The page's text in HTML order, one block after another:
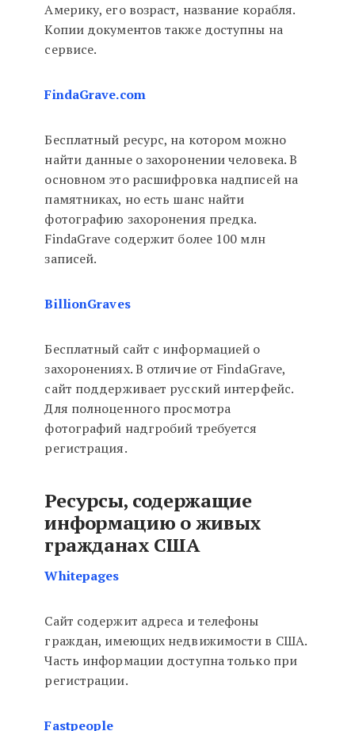
Америку, его возраст, название корабля.
Копии документов также доступны на
сервисе.
FindaGrave.com
Бесплатный ресурс, на котором можно
найти данные о захоронении человека. В
основном это расшифровка надписей на
памятниках, но есть шанс найти
фотографию захоронения предка.
FindaGrave содержит более 100 млн
записей.
BillionGraves
Бесплатный сайт с информацией о
захоронениях. В отличие от FindaGrave,
сайт поддерживает русский интерфейс.
Для полноценного просмотра
фотографий надгробий требуется
регистрация.
Ресурсы, содержащие
информацию о живых
гражданах США
Whitepages
Сайт содержит адреса и телефоны
граждан, имеющих недвижимости в США.
Часть информации доступна только при
регистрации.
Fastpeople